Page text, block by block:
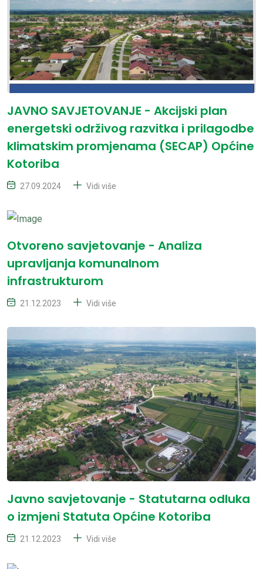
JAVNO SAVJETOVANJE - Akcijski plan
energetski održivog razvitka i prilagodbe
klimatskim promjenama (SECAP) Općine
Kotoriba
27.09.2024 Vidi više
Otvoreno savjetovanje - Analiza
upravljanja komunalnom
infrastrukturom
21.12.2023 Vidi više
Javno savjetovanje - Statutarna odluka
o izmjeni Statuta Općine Kotoriba
21.12.2023 Vidi više